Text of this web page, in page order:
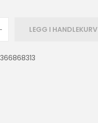
LEGG I HANDLEKURV